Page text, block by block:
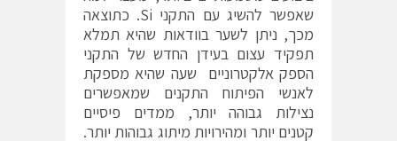
שאפשר להשיג עם התקני Si. כתוצאה
מכך, ניתן לשער בוודאות שהיא תמלא
תפקיד עצום בעידן החדש של התקני
הספק אלקטרוניים שעה שהיא מספקת
לאנשי הפיתוח התקנים שמאפשרים
נצילות גבוהה יותר, ממדים פיסיים
קטנים יותר ומהירויות מיתוג גבוהות יותר.